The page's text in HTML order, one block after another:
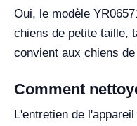
Oui, le modèle
chiens de petite taille,
convient aux chiens
Comment
L'entretien de